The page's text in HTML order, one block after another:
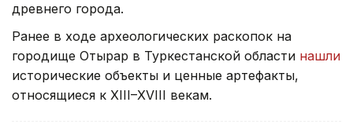
древнего города.
Ранее в ходе археологических раскопок на
городище Отырар в Туркестанской области нашли
исторические объекты и ценные артефакты,
относящиеся к XIII–XVIII векам.